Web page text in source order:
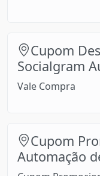
Cupom
Socialgram
Vale Compra
Cupom
Automação